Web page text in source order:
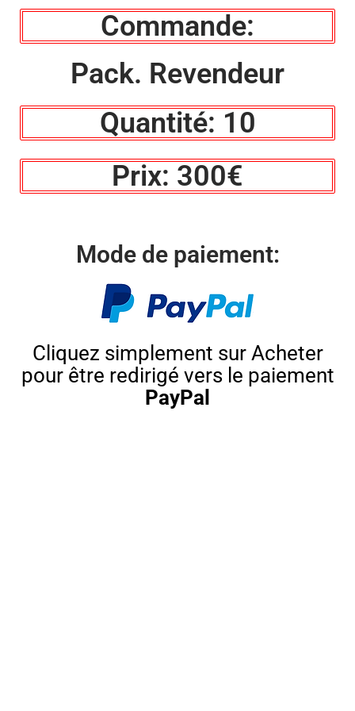
Commande:
Pack. Revendeur
Quantité: 10
Prix: 300€
Mode de paiement:
Cliquez simplement sur Acheter
pour être redirigé vers le paiement
PayPal